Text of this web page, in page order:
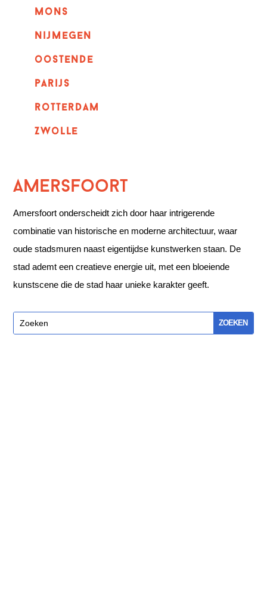
mons
nijmegen
oostende
parijs
rotterdam
Zwolle
Amersfoort
Amersfoort onderscheidt zich door haar intrigerende
combinatie van historische en moderne architectuur, waar
oude stadsmuren naast eigentijdse kunstwerken staan. De
stad ademt een creatieve energie uit, met een bloeiende
kunstscene die de stad haar unieke karakter geeft.